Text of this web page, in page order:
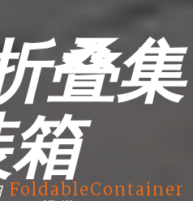
叠集
FoldableContainer